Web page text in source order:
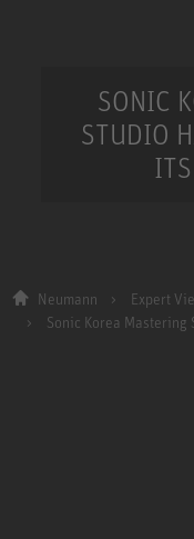
SONIC
STUDIO
Neumann
Expert
Sonic Korea Mastering